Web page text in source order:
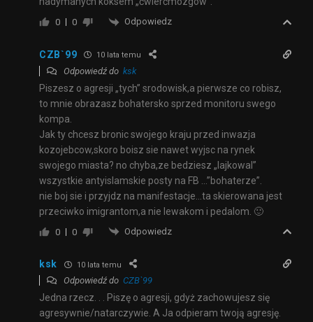
0 0 Odpowiedz
CZB`99 10 lata temu
Odpowiedź do ksk
Piszesz o agresji „tych” srodowisk,a pierwsze co robisz,
to mnie obrazasz bohatersko sprzed monitoru swego
kompa.
Jak ty chcesz bronic swojego kraju przed inwazja
kozojebcow,skoro boisz sie nawet wyjsc na rynek
swojego miasta? no chyba,ze bedziesz „lajkowal”
wszystkie antyislamskie posty na FB …”bohaterze”.
nie boj sie i przyjdz na manifestacje…ta skierowana jest
przeciwko imigrantom,a nie lewakom i pedalom. 🙂
0 0 Odpowiedz
ksk 10 lata temu
Odpowiedź do CZB`99
Jedna rzecz. . . Piszę o agresji, gdyż zachowujesz się
agresywnie/natarczywie. A Ja odpieram twoją agresję.